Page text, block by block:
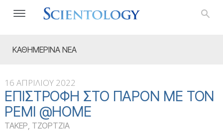
ΚΑΘΗΜΕΡΙΝΑ ΝΕΑ
16 ΑΠΡΙΛΙΟΥ 2022
ΕΠΙΣΤΡΟΦΉ ΣΤΟ ΠΑΡΌΝ ΜΕ ΤΟΝ
ΡΈΜΙ @HOME
ΤΑΚΕΡ, ΤΖΟΡΤΖΙΑ